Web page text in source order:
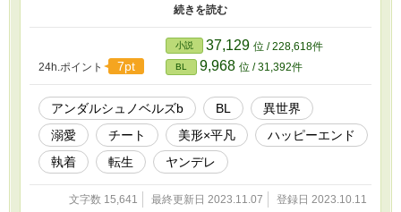
がら人街を潰してきたり、秘境のドラゴンいたぶって舎弟にした
ど！ 俺は争い事とか、痛いこととか、辛いこととか、魚を食べる
こととか､､､ 全然好まないし、人間ともラブアンドピースで生きて
行きたかったわけ！！！ と、まぁ過去形だから、もう俺の魔王と
しての生涯は終わったんだけど だけども気が付けばなんと二度目
の人生スタートしちゃってて！！ 俺は念願の人として生まれるこ
とができたのなら、人が溢れる街から遠くの田舎町で牛に囲まれ
て、自給自足のスローライフで一生をゆっくり終えたいわけさ！
だから俺の理想のスローライフを開拓するため､､､とにかく活動開
始だ〜！！ って､､､うん？前世帰り？魔導学校？元勇者の第二王
子？！？！ あ、あの頭のネジが二桁は外れてる、イカれ勇者の生
まれ変わり？！ おい！そんなの聞いてなっ､､､「あー､､､みぃつけ
24h.ポイント 7pt
小説 37,129 位 / 228,618件
BL 9,968 位 / 31,392件
アンダルシュノベルズb BL
異世界
溺愛
チート 美形×平凡
ハッピーエンド
執着
転生 ヤンデレ
文字数 15,641 最終更新日 2023.11.07 登録日 2023.10.11